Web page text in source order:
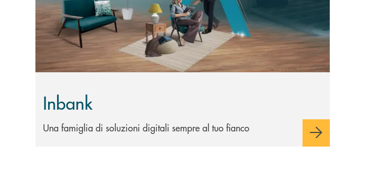
Inbank
Una famiglia di soluzioni digitali sempre al tuo fianco